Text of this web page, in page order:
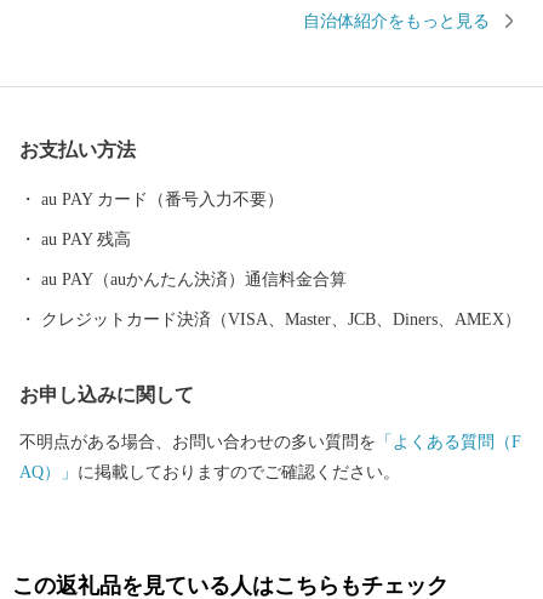
生産者のこだわりが詰まった逸品ばかり。 豊かな自然と深い歴史
自治体紹介をもっと見る
お支払い方法
au PAY カード（番号入力不要）
au PAY 残高
au PAY（auかんたん決済）通信料金合算
クレジットカード決済（VISA、Master、JCB、Diners、AMEX）
お申し込みに関して
不明点がある場合、お問い合わせの多い質問を 「よくある質問（F
AQ）」 に掲載しておりますのでご確認ください。
この返礼品を見ている人はこちらもチェック